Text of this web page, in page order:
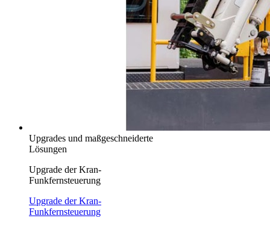
Upgrades und maßgeschneiderte
Lösungen
Upgrade der Kran-
Funkfernsteuerung
Upgrade der Kran-
Funkfernsteuerung